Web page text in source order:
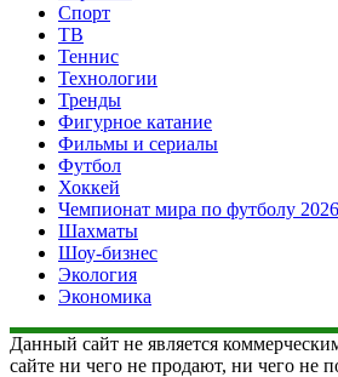
Спорт
ТВ
Теннис
Технологии
Тренды
Фигурное катание
Фильмы и сериалы
Футбол
Хоккей
Чемпионат мира по футболу 2026
Шахматы
Шоу-бизнес
Экология
Экономика
Данный сайт не является
сайте ни чего не продают, ни чего не